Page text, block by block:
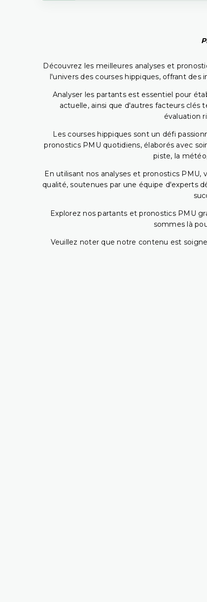
Découvrez les meilleures analyses et
l'univers des courses hippiques, offrant
Analyser les partants est essentiel pour
actuelle, ainsi que d'autres facteurs clés
évaluation
Les courses hippiques sont un défi
pronostics PMU quotidiens, élaborés avec
piste, la
En utilisant nos analyses et pronostics
qualité, soutenues par une équipe d'experts
Explorez nos partants et pronostics PMU
sommes là
Veuillez noter que notre contenu est